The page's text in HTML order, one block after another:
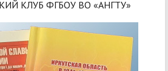
КЛУБ ФГБОУ ВО «АНГТУ»